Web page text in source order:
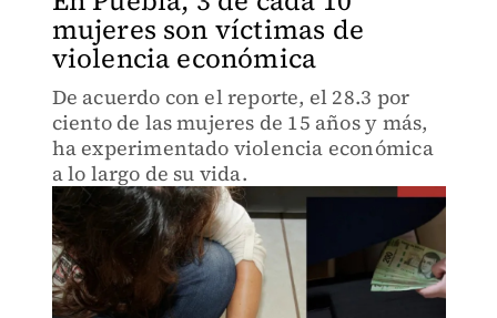
mujeres son víctimas de
violencia económica
De acuerdo con el reporte, el 28.3 por
ciento de las mujeres de 15 años y más,
ha experimentado violencia económica
a lo largo de su vida.